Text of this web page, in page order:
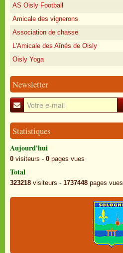
AS Oisly Football
Amicale des vignerons
Association de chasse
L'Amicale des Aînés de Oisly
Oisly Yoga
Newsletter
Statistiques
Aujourd'hui
0 visiteurs - 0 pages vues
Total
323218 visiteurs - 1737448 pages vues